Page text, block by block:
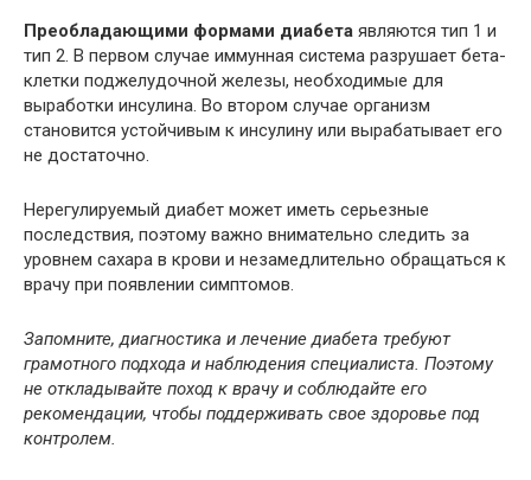
Преобладающими формами диабета являются тип 1 и
тип 2. В первом случае иммунная система разрушает бета-
клетки поджелудочной железы, необходимые для
выработки инсулина. Во втором случае организм
становится устойчивым к инсулину или вырабатывает его
не достаточно.
Нерегулируемый диабет может иметь серьезные
последствия, поэтому важно внимательно следить за
уровнем сахара в крови и незамедлительно обращаться к
врачу при появлении симптомов.
Запомните, диагностика и лечение диабета требуют
грамотного подхода и наблюдения специалиста. Поэтому
не откладывайте поход к врачу и соблюдайте его
рекомендации, чтобы поддерживать свое здоровье под
контролем.